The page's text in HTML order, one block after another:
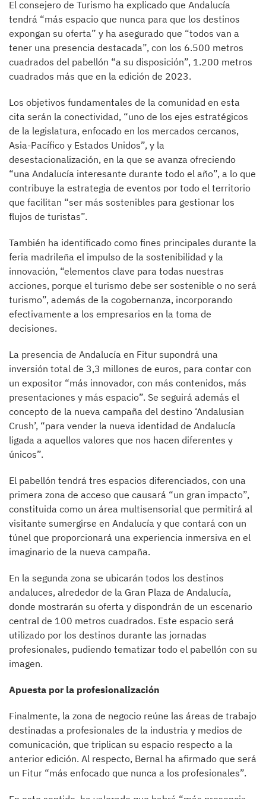
El consejero de Turismo ha explicado que Andalucía
tendrá “más espacio que nunca para que los destinos
expongan su oferta” y ha asegurado que “todos van a
tener una presencia destacada”, con los 6.500 metros
cuadrados del pabellón “a su disposición”, 1.200 metros
cuadrados más que en la edición de 2023.
Los objetivos fundamentales de la comunidad en esta
cita serán la conectividad, “uno de los ejes estratégicos
de la legislatura, enfocado en los mercados cercanos,
Asia-Pacífico y Estados Unidos”, y la
desestacionalización, en la que se avanza ofreciendo
“una Andalucía interesante durante todo el año”, a lo que
contribuye la estrategia de eventos por todo el territorio
que facilitan “ser más sostenibles para gestionar los
flujos de turistas”.
También ha identificado como fines principales durante la
feria madrileña el impulso de la sostenibilidad y la
innovación, “elementos clave para todas nuestras
acciones, porque el turismo debe ser sostenible o no será
turismo”, además de la cogobernanza, incorporando
efectivamente a los empresarios en la toma de
decisiones.
La presencia de Andalucía en Fitur supondrá una
inversión total de 3,3 millones de euros, para contar con
un expositor “más innovador, con más contenidos, más
presentaciones y más espacio”. Se seguirá además el
concepto de la nueva campaña del destino ‘Andalusian
Crush’, “para vender la nueva identidad de Andalucía
ligada a aquellos valores que nos hacen diferentes y
únicos”.
El pabellón tendrá tres espacios diferenciados, con una
primera zona de acceso que causará “un gran impacto”,
constituida como un área multisensorial que permitirá al
visitante sumergirse en Andalucía y que contará con un
túnel que proporcionará una experiencia inmersiva en el
imaginario de la nueva campaña.
En la segunda zona se ubicarán todos los destinos
andaluces, alrededor de la Gran Plaza de Andalucía,
donde mostrarán su oferta y dispondrán de un escenario
central de 100 metros cuadrados. Este espacio será
utilizado por los destinos durante las jornadas
profesionales, pudiendo tematizar todo el pabellón con su
imagen.
Apuesta por la profesionalización
Finalmente, la zona de negocio reúne las áreas de trabajo
destinadas a profesionales de la industria y medios de
comunicación, que triplican su espacio respecto a la
anterior edición. Al respecto, Bernal ha afirmado que será
un Fitur “más enfocado que nunca a los profesionales”.